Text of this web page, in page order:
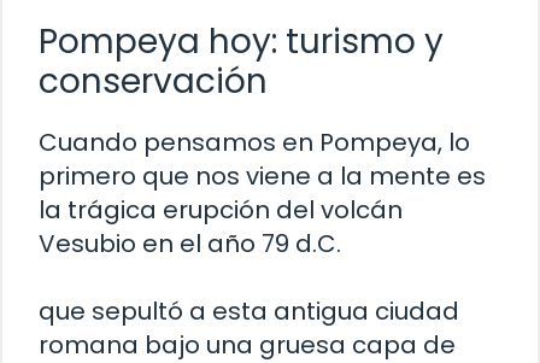
Pompeya hoy: turismo y
conservación
Cuando pensamos en Pompeya, lo
primero que nos viene a la mente es
la trágica erupción del volcán
Vesubio en el año 79 d.C.
que sepultó a esta antigua ciudad
romana bajo una gruesa capa de